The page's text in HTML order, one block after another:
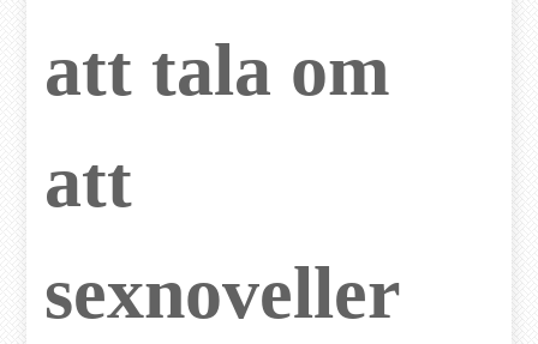
att tala om
att
sexnoveller